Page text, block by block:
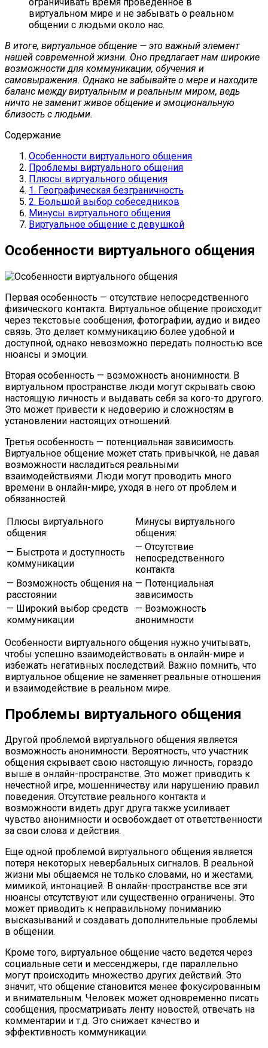
виртуальном мире и не забывать о реальном
общении с людьми около нас.
В итоге, виртуальное общение — это важный элемент
нашей современной жизни. Оно предлагает нам широкие
возможности для коммуникации, обучения и
самовыражения. Однако не забывайте о мере и находите
баланс между виртуальным и реальным миром, ведь
ничто не заменит живое общение и эмоциональную
близость с людьми.
Содержание
Особенности виртуального общения
Проблемы виртуального общения
Плюсы виртуального общения
1. Географическая безграничность
2. Большой выбор собеседников
Минусы виртуального общения
Виртуальное общение с девушкой
Особенности виртуального общения
Первая особенность — отсутствие непосредственного
физического контакта. Виртуальное общение происходит
через текстовые сообщения, фотографии, аудио и видео
связь. Это делает коммуникацию более удобной и
доступной, однако невозможно передать полностью все
нюансы и эмоции.
Вторая особенность — возможность анонимности. В
виртуальном пространстве люди могут скрывать свою
настоящую личность и выдавать себя за кого-то другого.
Это может привести к недоверию и сложностям в
установлении настоящих отношений.
Третья особенность — потенциальная зависимость.
Виртуальное общение может стать привычкой, не давая
возможности насладиться реальными
взаимодействиями. Люди могут проводить много
времени в онлайн-мире, уходя в него от проблем и
обязанностей.
Плюсы виртуального
общения:
Минусы виртуального
общения:
— Быстрота и доступность
коммуникации
— Отсутствие
непосредственного
контакта
— Возможность общения на
расстоянии
— Потенциальная
зависимость
— Широкий выбор средств
коммуникации
— Возможность
анонимности
Особенности виртуального общения нужно учитывать,
чтобы успешно взаимодействовать в онлайн-мире и
избежать негативных последствий. Важно помнить, что
виртуальное общение не заменяет реальные отношения
и взаимодействие в реальном мире.
Проблемы виртуального общения
Другой проблемой виртуального общения является
возможность анонимности. Вероятность, что участник
общения скрывает свою настоящую личность, гораздо
выше в онлайн-пространстве. Это может приводить к
нечестной игре, мошенничеству или нарушению правил
поведения. Отсутствие реального контакта и
возможности видеть друг друга также усиливает
чувство анонимности и освобождает от ответственности
за свои слова и действия.
Еще одной проблемой виртуального общения является
потеря некоторых невербальных сигналов. В реальной
жизни мы общаемся не только словами, но и жестами,
мимикой, интонацией. В онлайн-пространстве все эти
нюансы отсутствуют или существенно ограничены. Это
может приводить к неправильному пониманию
высказываний и создавать дополнительные проблемы
в общении.
Кроме того, виртуальное общение часто ведется через
социальные сети и мессенджеры, где параллельно
могут происходить множество других действий. Это
значит, что общение становится менее фокусированным
и внимательным. Человек может одновременно писать
сообщения, просматривать ленту новостей, отвечать на
комментарии и т.д. Это снижает качество и
эффективность коммуникации.